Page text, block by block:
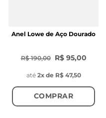
Anel Lowe de Aço Dourado
R$ 190,00 R$ 95,00
até 2x de R$ 47,50
COMPRAR